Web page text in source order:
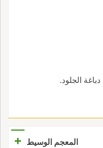
الجلود.
المعجم الوسيط +